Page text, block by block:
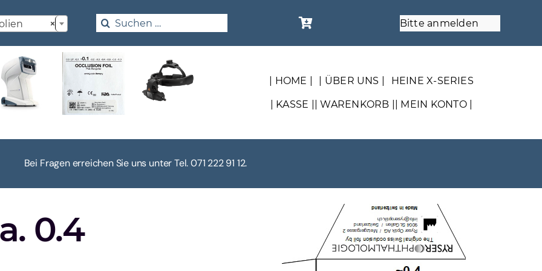
×
Search
Bitte anmelden
| HOME | | ÜBER UNS | HEINE X-SERIES
| KASSE | | WARENKORB | | MEIN KONTO |
Bei Fragen erreichen Sie uns unter Tel. 071 222 91 12.
0.4